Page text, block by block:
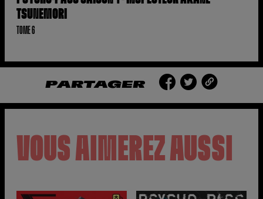
TSUNEMORI
TOME 6
PARTAGER
VOUS AIMEREZ AUSSI